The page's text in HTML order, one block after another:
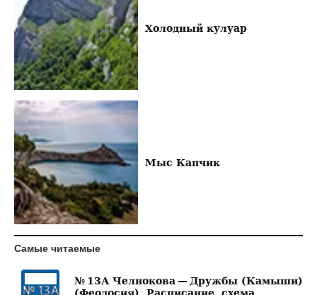
Холодный кулуар
Мыс Капчик
Самые читаемые
№ 13А Челнокова — Дружбы (Камыши)
(Феодосия). Расписание, схема